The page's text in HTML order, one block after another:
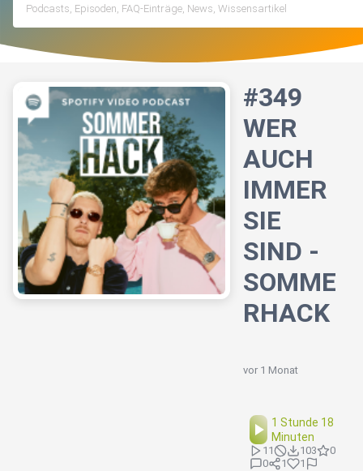
#349
WER
AUCH
IMMER
SIE
SIND -
SOMME
RHACK
vor 1 Monat
1 Stunde 18
Minuten
11 103
0
0
1 1